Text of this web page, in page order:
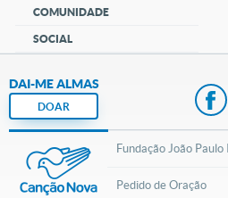
COMUNIDADE
SOCIAL
DAI-ME ALMAS
DOAR
Fundação João Paulo II
Pedido de Oração